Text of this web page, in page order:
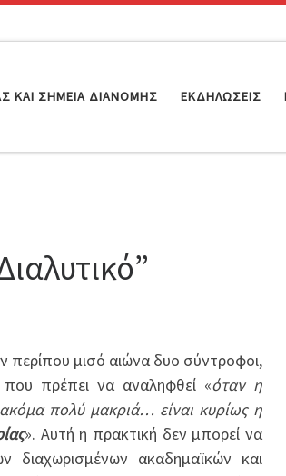
ΚΑΙ ΣΗΜΕΊΑ ΔΙΑΝΟΜΉΣ ΕΚΔΗΛΏΣΕΙΣ
μισό αιώνα δυο σύντροφοι,
πρέπει να αναληφθεί «όταν η
πολύ μακριά… είναι κυρίως η
». Αυτή η πρακτική δεν μπορεί να
διαχωρισμένων ακαδημαϊκών και